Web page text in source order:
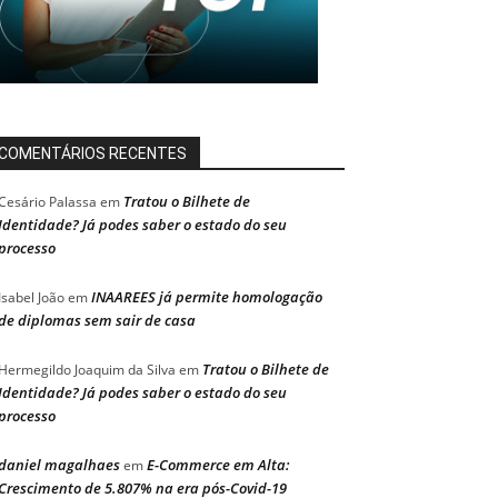
RECENTES
Palassa em Tratou o Bilhete de
Já podes saber o estado do seu
JoãoemINAAREES já permite homologação
diplomas sem sair de casa
Joaquim da Silva em Tratou o Bilhete de
Já podes saber o estado do seu
magalhaesemE-Commerce em Alta:
de 5.807% na era pós-Covid-19